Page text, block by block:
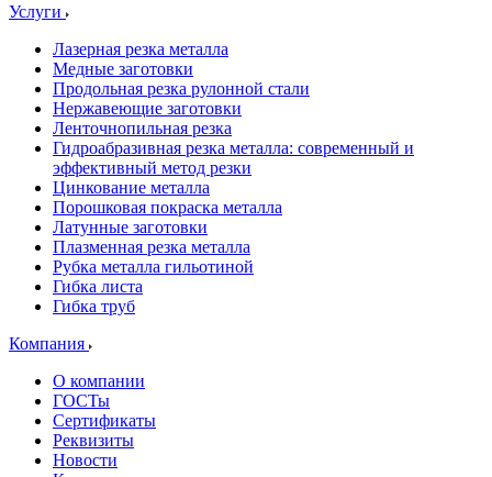
Услуги
Лазерная резка металла
Медные заготовки
Продольная резка рулонной стали
Нержавеющие заготовки
Ленточнопильная резка
Гидроабразивная резка металла: современный и
эффективный метод резки
Цинкование металла
Порошковая покраска металла
Латунные заготовки
Плазменная резка металла
Рубка металла гильотиной
Гибка листа
Гибка труб
Компания
О компании
ГОСТы
Сертификаты
Реквизиты
Новости